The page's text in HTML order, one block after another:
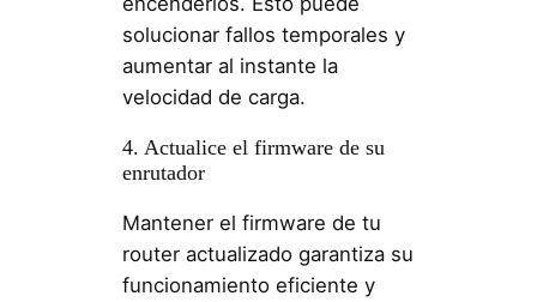
solucionar fallos temporales y
aumentar al instante la
velocidad de carga.
4. Actualice el firmware de su
enrutador
Mantener el firmware de tu
router actualizado garantiza su
funcionamiento eficiente y